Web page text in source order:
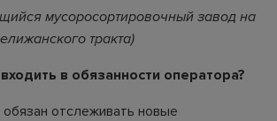
мусоросортировочный завод на
тракта)
в обязанности оператора?
отслеживать новые